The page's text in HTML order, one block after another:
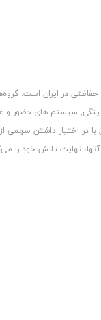
در ایران است.
سیستم های حضور
داشتن سهمی از
نهایت تلاش خود را